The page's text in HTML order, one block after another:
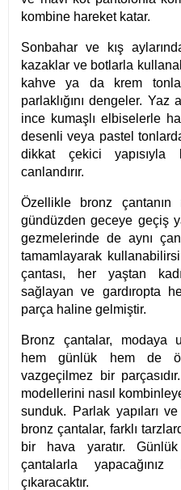
kombine hareket katar.
Sonbahar ve kış
kazaklar ve botlarla
kahve ya da krem
parlaklığını dengeler. Yaz
ince kumaşlı elbiselerle
desenli veya pastel
dikkat çekici yapısıyla
canlandırır.
Özellikle bronz
gündüzden geceye geçiş
gezmelerinde de aynı
tamamlayarak
çantası, her yaştan
sağlayan ve gardıropta
parça haline gelmiştir.
Bronz çantalar, modaya
hem günlük hem de
vazgeçilmez bir
modellerini nasıl
sunduk. Parlak yapıları
bronz çantalar, farklı
bir hava yaratır.
çantalarla yapacağınız
çıkaracaktır.